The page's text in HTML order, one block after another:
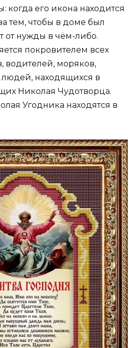
когда его икона находится
тем, чтобы в доме был
от нужды в чём-либо.
покровителем всех
водителей, моряков,
людей, находящихся в
Николая Чудотворца.
Угодника находятся в